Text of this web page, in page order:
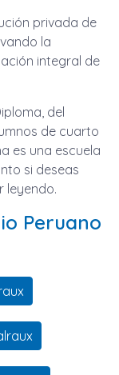
privada de
la
integral de
del
de cuarto
es una escuela
si deseas
leyendo.
Peruano